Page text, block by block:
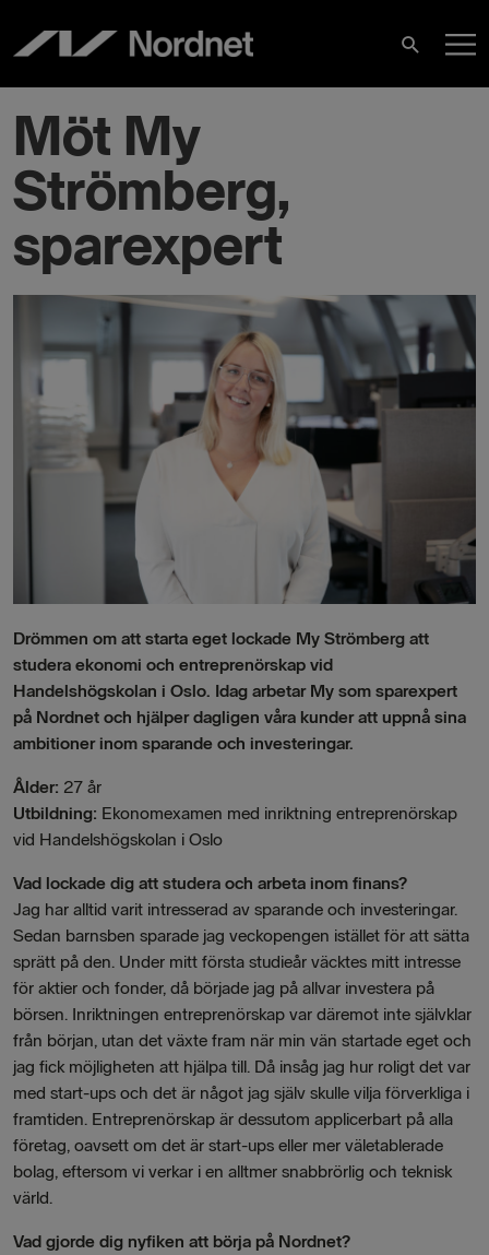
innehåll
Sök
Möt My
Strömberg,
sparexpert
Drömmen om att starta eget lockade My Strömberg att
studera ekonomi och entreprenörskap vid
Handelshögskolan i Oslo. Idag arbetar My som sparexpert
på Nordnet och hjälper dagligen våra kunder att uppnå sina
ambitioner inom sparande och investeringar.
Ålder: 27 år
Utbildning: Ekonomexamen med inriktning entreprenörskap
vid Handelshögskolan i Oslo
Vad lockade dig att studera och arbeta inom finans?
Jag har alltid varit intresserad av sparande och investeringar.
Sedan barnsben sparade jag veckopengen istället för att sätta
sprätt på den. Under mitt första studieår väcktes mitt intresse
för aktier och fonder, då började jag på allvar investera på
börsen. Inriktningen entreprenörskap var däremot inte självklar
från början, utan det växte fram när min vän startade eget och
jag fick möjligheten att hjälpa till. Då insåg jag hur roligt det var
med start-ups och det är något jag själv skulle vilja förverkliga i
framtiden. Entreprenörskap är dessutom applicerbart på alla
företag, oavsett om det är start-ups eller mer väletablerade
bolag, eftersom vi verkar i en alltmer snabbrörlig och teknisk
värld.
Vad gjorde dig nyfiken att börja på Nordnet?